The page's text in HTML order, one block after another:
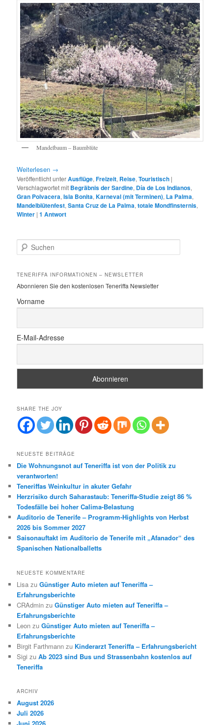
Mandelbaum – Baumblüte
Weiterlesen →
Veröffentlicht unterAusflüge,Freizeit, Reise,Touristisch |
Verschlagwortet mit Begräbnis der Sardine, Día de Los Indianos,
Gran Polvacera,Isla Bonita,Karneval (mit Terminen), La Palma,
Mandelblütenfest,Santa Cruz de La Palma,totale Mondfinsternis,
Winter |1 Antwort
u
h
n
TENERIFFA INFORMATIONEN – NEWSLETTER
Abonnieren Sie den kostenlosen Teneriffa Newsletter
Vorname
E-Mail-Adresse
SHARE THE JOY
NEUESTE BEITRÄGE
Die Wohnungsnot auf Teneriffa ist von der Politik zu
verantworten!
Teneriffas Weinkultur in akuter Gefahr
Herzrisiko durch Saharastaub: Teneriffa-Studie zeigt 86 %
Todesfälle bei hoher Calima-Belastung
Auditorio de Tenerife – Programm-Highlights von Herbst
2026 bis Sommer 2027
Saisonauftakt im Auditorio de Tenerife mit „Afanador“ des
Spanischen Nationalballetts
NEUESTE KOMMENTARE
Lisa zuGünstiger Auto mieten auf Teneriffa –
Erfahrungsberichte
CRAdmin zuGünstiger Auto mieten auf Teneriffa –
Erfahrungsberichte
Leon zuGünstiger Auto mieten auf Teneriffa –
Erfahrungsberichte
Birgit Farthmann zu Kinderarzt Teneriffa – Erfahrungsbericht
Sigi zuAb 2023 sind Bus und Strassenbahn kostenlos auf
Teneriffa
ARCHIV
August 2026
Juli 2026